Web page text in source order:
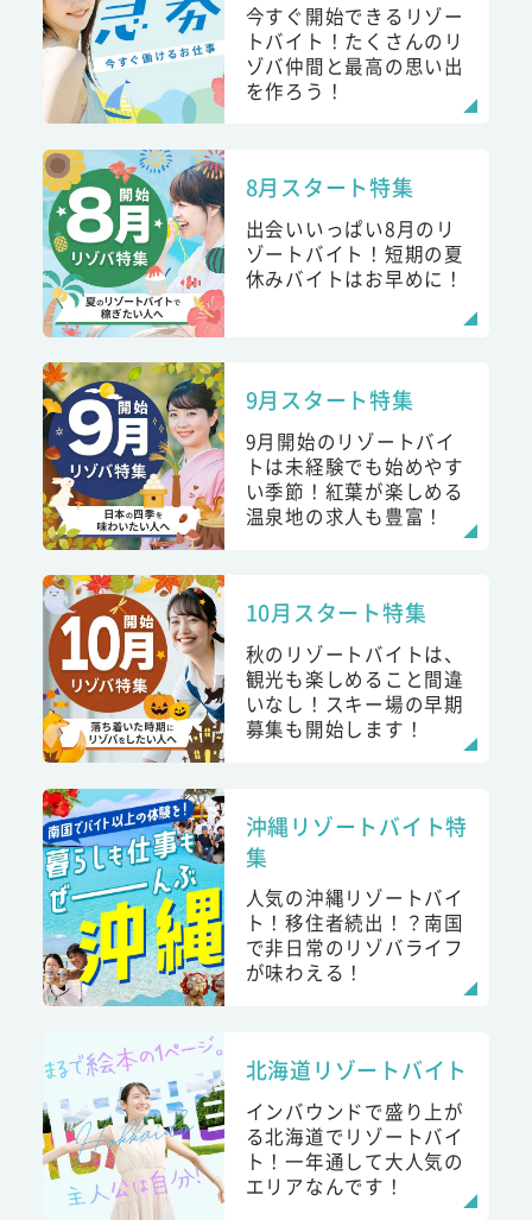
今すぐ開始できるリゾー
トバイト！たくさんのリ
ゾバ仲間と最高の思い出
を作ろう！
8月スタート特集
出会いいっぱい8月のリ
ゾートバイト！短期の夏
休みバイトはお早めに！
9月スタート特集
9月開始のリゾートバイ
トは未経験でも始めやす
い季節！紅葉が楽しめる
温泉地の求人も豊富！
10月スタート特集
秋のリゾートバイトは、
観光も楽しめること間違
いなし！スキー場の早期
募集も開始します！
沖縄リゾートバイト特
集
人気の沖縄リゾートバイ
ト！移住者続出！？南国
で非日常のリゾバライフ
が味わえる！
北海道リゾートバイト
インバウンドで盛り上が
る北海道でリゾートバイ
ト！一年通して大人気の
エリアなんです！